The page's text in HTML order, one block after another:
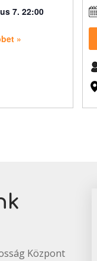
7. 22:00
»
Központ